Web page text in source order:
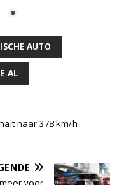
AUTO
naar 378 km/h